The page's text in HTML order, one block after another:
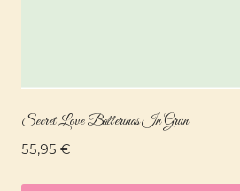
Secret Love Ballerinas In Grün
55,95 €